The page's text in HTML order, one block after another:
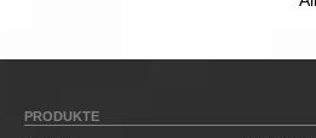
PRODUKTE